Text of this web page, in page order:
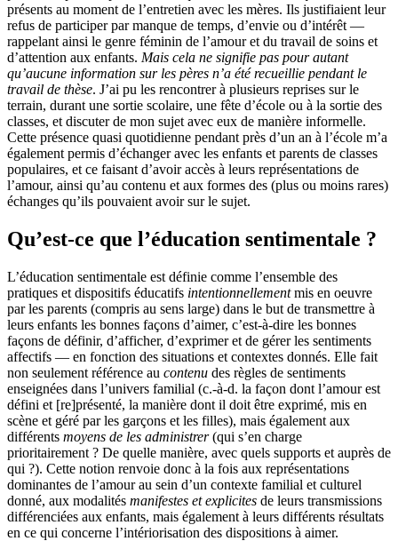
présents au moment de l’entretien avec les mères. Ils justifiaient leur
refus de participer par manque de temps, d’envie ou d’intérêt —
rappelant ainsi le genre féminin de l’amour et du travail de soins et
d’attention aux enfants. Mais cela ne signifie pas pour autant
qu’aucune information sur les pères n’a été recueillie pendant le
travail de thèse. J’ai pu les rencontrer à plusieurs reprises sur le
terrain, durant une sortie scolaire, une fête d’école ou à la sortie des
classes, et discuter de mon sujet avec eux de manière informelle.
Cette présence quasi quotidienne pendant près d’un an à l’école m’a
également permis d’échanger avec les enfants et parents de classes
populaires, et ce faisant d’avoir accès à leurs représentations de
l’amour, ainsi qu’au contenu et aux formes des (plus ou moins rares)
échanges qu’ils pouvaient avoir sur le sujet.
Qu’est-ce que l’éducation sentimentale ?
L’éducation sentimentale est définie comme l’ensemble des
pratiques et dispositifs éducatifs intentionnellementmis en oeuvre
par les parents (compris au sens large) dans le but de transmettre à
leurs enfants les bonnes façons d’aimer, c’est-à-dire les bonnes
façons de définir, d’afficher, d’exprimer et de gérer les sentiments
affectifs — en fonction des situations et contextes donnés. Elle fait
non seulement référence au contenu des règles de sentiments
enseignées dans l’univers familial (c.-à-d. la façon dont l’amour est
défini et [re]présenté, la manière dont il doit être exprimé, mis en
scène et géré par les garçons et les filles), mais également aux
différents moyens de les administrer(qui s’en charge
prioritairement ? De quelle manière, avec quels supports et auprès de
qui ?). Cette notion renvoie donc à la fois aux représentations
dominantes de l’amour au sein d’un contexte familial et culturel
donné, aux modalités manifestes et explicites de leurs transmissions
différenciées aux enfants, mais également à leurs différents résultats
en ce qui concerne l’intériorisation des dispositions à aimer.